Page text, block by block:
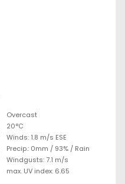
Overcast
20°C
Winds: 1.8 m/s ESE
Precip.: 0mm / 93% / Rain
Windgusts: 7.1 m/s
max. UV index: 6.65